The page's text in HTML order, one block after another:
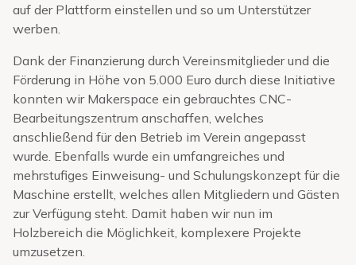
auf der Plattform einstellen und so um Unterstützer
werben.
Dank der Finanzierung durch Vereinsmitglieder und die
Förderung in Höhe von 5.000 Euro durch diese Initiative
konnten wir Makerspace ein gebrauchtes CNC-
Bearbeitungszentrum anschaffen, welches
anschließend für den Betrieb im Verein angepasst
wurde. Ebenfalls wurde ein umfangreiches und
mehrstufiges Einweisung- und Schulungskonzept für die
Maschine erstellt, welches allen Mitgliedern und Gästen
zur Verfügung steht. Damit haben wir nun im
Holzbereich die Möglichkeit, komplexere Projekte
umzusetzen.